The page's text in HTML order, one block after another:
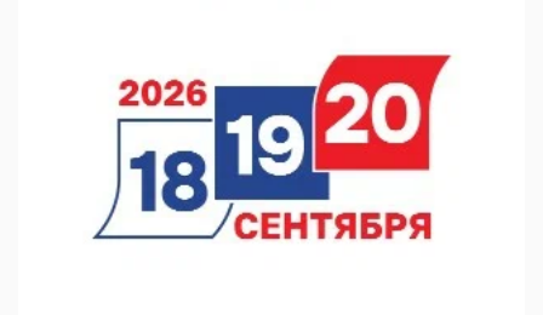
В Нижнем Новгороде откроют IT-центр по
06.08.2026 18:42